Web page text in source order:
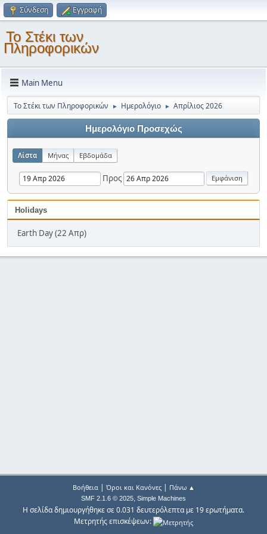
Σύνδεση Εγγραφή
Το Στέκι των
Πληροφορικών
Main Menu
Το Στέκι των Πληροφορικών ► Ημερολόγιο ► Απρίλιος 2026
Ημερολόγιο Προσεχώς
Λίστα Μήνας Εβδομάδα
Προς
Holidays
Earth Day (22 Απρ)
Βοήθεια| Όροι και Κανόνες| Πάνω ▲
SMF 2.1.6 © 2025, Simple Machines
Η σελίδα δημιουργήθηκε σε 0.031 δευτερόλεπτα με 19 ερωτήματα.
Μετρητής επισκέψεων: